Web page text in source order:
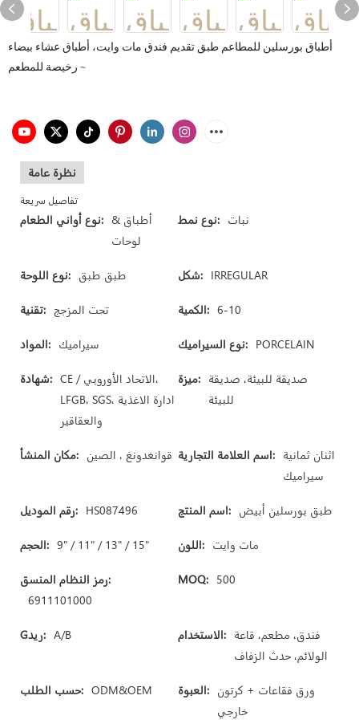
أطباق بورسلين للمطاعم طبق تقديم فندق مات وايت، أطباق عشاء بيضاء
رخيصة للمطعم ~
نظرة عامة
تفاصيل سريعة
نوع أواني الطعام: أطباق &
لوحات
نوع نمط: نبات
نوع اللوحة: طبق طبق شكل: IRREGULAR
تقنية: تحت المزجج الكمية: 6-10
المواد: سيراميك نوع السيراميك: PORCELAIN
شهادة: CE / الاتحاد الأوروبي،
LFGB، SGS، ادارة الاغذية
والعقاقير
ميزة: صديقة للبيئة، صديقة
للبيئة
مكان المنشأ: قوانغدونغ ، الصين اسم العلامة التجارية: اثنان ثمانية
سيراميك
رقم الموديل: HS087496 اسم المنتج: طبق بورسلين أبيض
الحجم: 9" / 11" / 13" / 15" اللون: مات وايت
رمز النظام المنسق:
6911101000
MOQ: 500
Gريد: A/B الاستخدام: فندق، مطعم، قاعة
الولائم، حدث الزفاف
حسب الطلب: ODM&OEM العبوة: ورق فقاعات + كرتون
خارجي